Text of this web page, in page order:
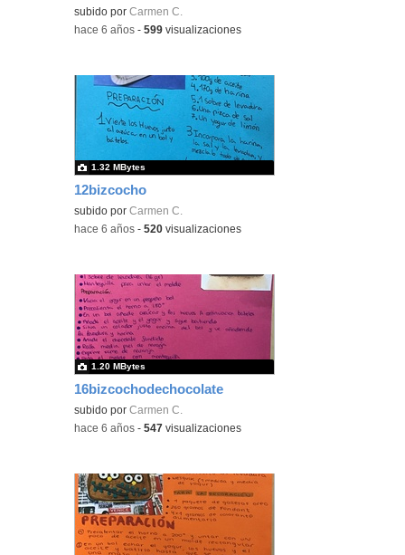
subido porCarmen C.
-hace 6 años -599 visualizaciones
12bizcocho
subido porCarmen C.
1.32 MBytes
-hace 6 años -520 visualizaciones
16bizcochodechocolate
subido porCarmen C.
1.20 MBytes
-hace 6 años -547 visualizaciones